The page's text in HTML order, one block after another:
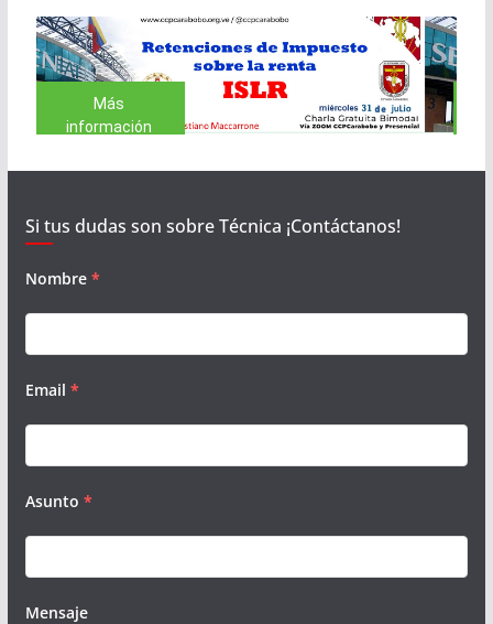
información
Si tus dudas son sobre Técnica ¡Contáctanos!
Nombre *
Email *
Asunto *
Mensaje